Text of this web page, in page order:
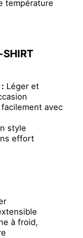
température
SHIRT
Léger et
facilement avec
style
effort
à froid,